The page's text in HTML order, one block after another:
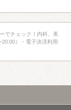
でチェック！内科、美
）・電子決済利用